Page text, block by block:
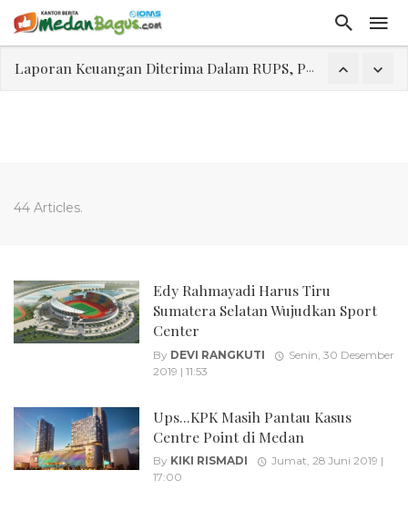
Laporan Keuangan Diterima Dalam RUPS, Pelaporan Hingga Penahanan Mantan Direktur PT GKS Dinilai Rancu
44 Articles.
Edy Rahmayadi Harus Tiru
Sumatera Selatan Wujudkan Sport
Center
By DEVI RANGKUTI
Senin, 30 Desember
2019 | 11:53
Ups...KPK Masih Pantau Kasus
Centre Point di Medan
By KIKI RISMADI
Jumat, 28 Juni 2019 |
17:00